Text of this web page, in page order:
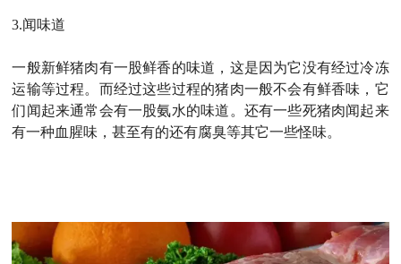
3.闻味道
一般新鲜猪肉有一股鲜香的味道，这是因为它没有经过冷冻
运输等过程。而经过这些过程的猪肉一般不会有鲜香味，它
们闻起来通常会有一股氨水的味道。还有一些死猪肉闻起来
有一种血腥味，甚至有的还有腐臭等其它一些怪味。